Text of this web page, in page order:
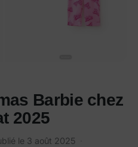
Barbie chez
2025
le 3 août 2025